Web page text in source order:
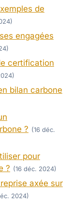
de
engagées
certification
bilan carbone
? (16 déc.
pour
? (16 déc. 2024)
axée sur
2024)